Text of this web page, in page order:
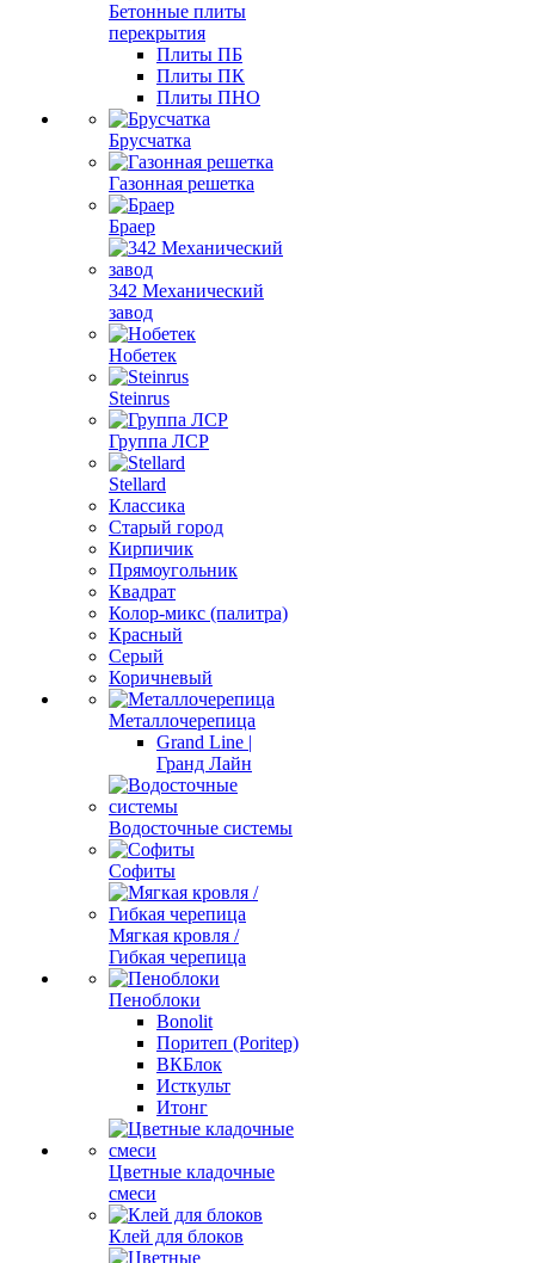
Бетонные плиты
перекрытия
Плиты ПБ
Плиты ПК
Плиты ПНО
Брусчатка
Газонная решетка
Браер
342 Механический
завод
Нобетек
Steinrus
Группа ЛСР
Stellard
Классика
Старый город
Кирпичик
Прямоугольник
Квадрат
Колор-микс (палитра)
Красный
Серый
Коричневый
Металлочерепица
Grand Line |
Гранд Лайн
Водосточные системы
Софиты
Мягкая кровля /
Гибкая черепица
Пеноблоки
Bonolit
Поритеп (Poritep)
ВКБлок
Исткульт
Итонг
Цветные кладочные
смеси
Клей для блоков